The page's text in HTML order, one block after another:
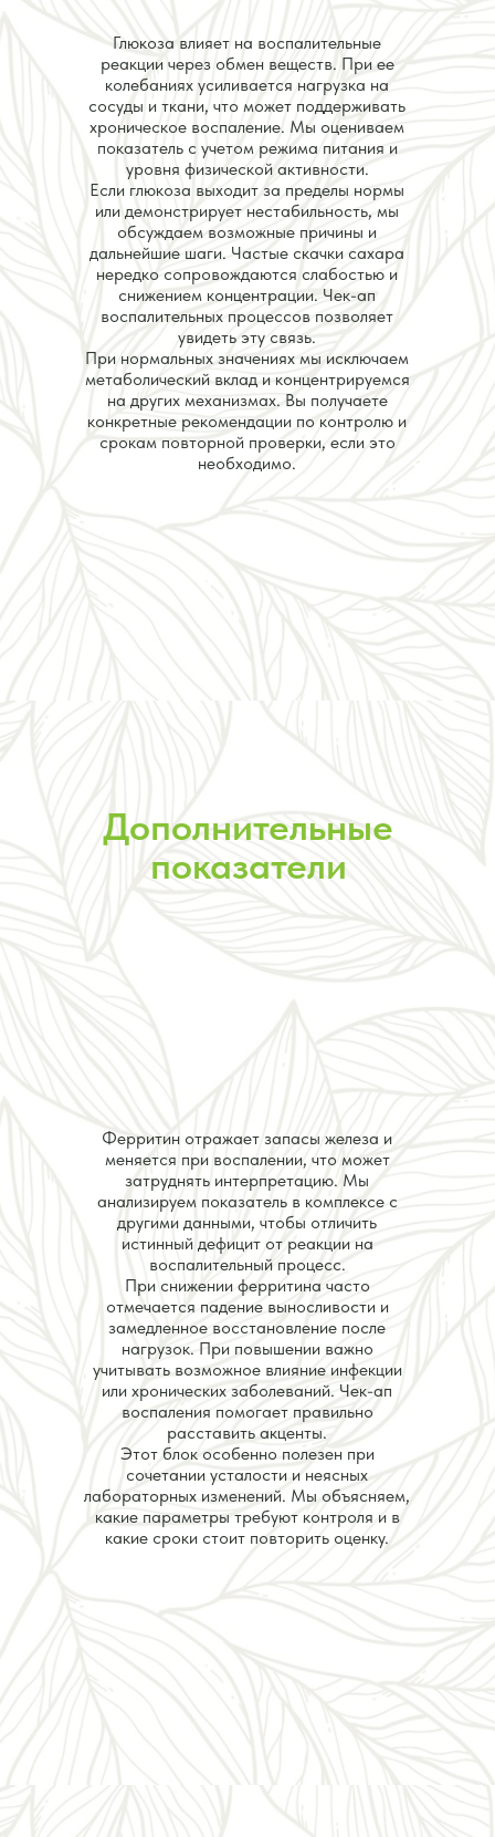
Глюкоза влияет на воспалительные
реакции через обмен веществ. При ее
колебаниях усиливается нагрузка на
сосуды и ткани, что может поддерживать
хроническое воспаление. Мы оцениваем
показатель с учетом режима питания и
уровня физической активности.
Если глюкоза выходит за пределы нормы
или демонстрирует нестабильность, мы
обсуждаем возможные причины и
дальнейшие шаги. Частые скачки сахара
нередко сопровождаются слабостью и
снижением концентрации. Чек-ап
воспалительных процессов позволяет
увидеть эту связь.
При нормальных значениях мы исключаем
метаболический вклад и концентрируемся
на других механизмах. Вы получаете
конкретные рекомендации по контролю и
срокам повторной проверки, если это
необходимо.
Дополнительные
показатели
Ферритин отражает запасы железа и
меняется при воспалении, что может
затруднять интерпретацию. Мы
анализируем показатель в комплексе с
другими данными, чтобы отличить
истинный дефицит от реакции на
воспалительный процесс.
При снижении ферритина часто
отмечается падение выносливости и
замедленное восстановление после
нагрузок. При повышении важно
учитывать возможное влияние инфекции
или хронических заболеваний. Чек-ап
воспаления помогает правильно
расставить акценты.
Этот блок особенно полезен при
сочетании усталости и неясных
лабораторных изменений. Мы объясняем,
какие параметры требуют контроля и в
какие сроки стоит повторить оценку.